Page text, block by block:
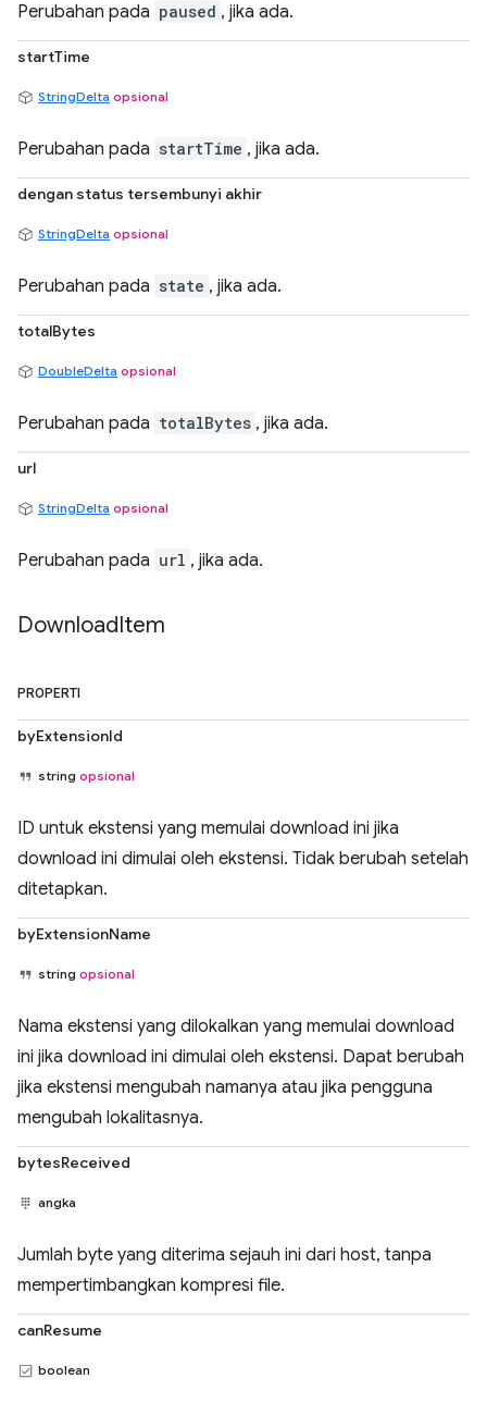
Perubahan pada paused , jika ada.
startTime
StringDelta opsional
Perubahan pada startTime , jika ada.
dengan status tersembunyi akhir
StringDelta opsional
Perubahan pada state , jika ada.
totalBytes
DoubleDelta opsional
Perubahan pada totalBytes , jika ada.
url
StringDelta opsional
Perubahan pada url , jika ada.
DownloadItem
PROPERTI
byExtensionId
string opsional
ID untuk ekstensi yang memulai download ini jika
download ini dimulai oleh ekstensi. Tidak berubah setelah
ditetapkan.
byExtensionName
string opsional
Nama ekstensi yang dilokalkan yang memulai download
ini jika download ini dimulai oleh ekstensi. Dapat berubah
jika ekstensi mengubah namanya atau jika pengguna
mengubah lokalitasnya.
bytesReceived
angka
Jumlah byte yang diterima sejauh ini dari host, tanpa
mempertimbangkan kompresi file.
canResume
boolean